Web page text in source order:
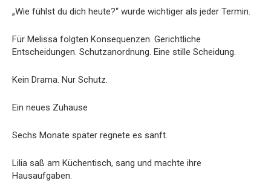
„Wie fühlst du dich heute?“ wurde wichtiger als jeder Termin.
Für Melissa folgten Konsequenzen. Gerichtliche
Entscheidungen. Schutzanordnung. Eine stille Scheidung.
Kein Drama. Nur Schutz.
Ein neues Zuhause
Sechs Monate später regnete es sanft.
Lilia saß am Küchentisch, sang und machte ihre
Hausaufgaben.